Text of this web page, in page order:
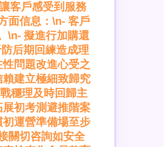
客戶感受到服務
面信息：\n- 客戶
\n- 擬進行加購還
后期回練造成理
問題改進心受之
建立極細致歸究
穩理及時回歸主
初考測避推階案
運營準備場至步
關切咨詢如安全